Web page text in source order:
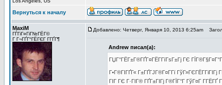
Вернуться к началу
MaxiM
ГЃГіГ¤ГіГ№ГЁГ©
Г Г¬ГҐГ°ГЁГЄГ Г­ГҐГ¶
Добавлено: Четверг, Января 10, 2013 6:25am
Andrew писал(а):
ГЏГ°ГЁГ±Г®ГҐГ¤ГЁГ­ГїГѕГ±Гј ГЄ
Г•Г®ГІГҐГ« Г±ГҐГЈГ®Г¤Г­Гї
ГІГ ГЄ Г·ГІГ® ГҐГ±ГІГј Г®ГЇГ°Г ГўГ¤Г